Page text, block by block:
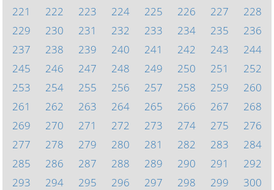
221
222 223 224 225 226 227
228
229
230 231 232 233 234 235
236
237
238 239 240 241 242 243
244
245
246 247 248 249 250 251
252
253
254 255 256 257 258 259
260
261
262 263 264 265 266 267
268
269
270 271 272 273 274 275
276
277
278 279 280 281 282 283
284
285
286 287 288 289 290 291
292
293
294 295 296 297 298 299
300